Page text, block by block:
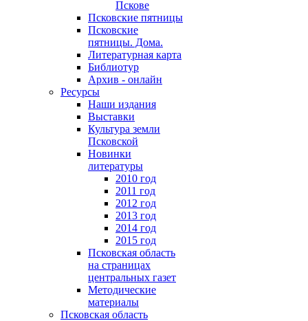
Пскове
Псковские пятницы
Псковские
пятницы. Дома.
Литературная карта
Библиотур
Архив - онлайн
Ресурсы
Наши издания
Выставки
Культура земли
Псковской
Новинки
литературы
2010 год
2011 год
2012 год
2013 год
2014 год
2015 год
Псковская область
на страницах
центральных газет
Методические
материалы
Псковская область